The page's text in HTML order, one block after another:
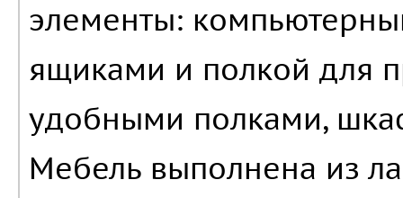
элементы:
ящиками и полкой для
удобными полками,
Мебель выполнена из